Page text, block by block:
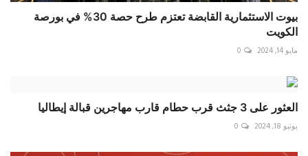
بيوت الاستثمارية القابضة تعتزم طرح حصة 30% في بورصة
الكويت
مايو 14, 2024 0
العثور على 3 جثث قرب حطام قارب مهاجرين قبالة إيطاليا
يونيو 18, 2024 0